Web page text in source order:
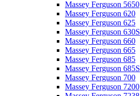
Massey Ferguson 5650
Massey Ferguson 620
Massey Ferguson 625
Massey Ferguson 630S
Massey Ferguson 660
Massey Ferguson 665
Massey Ferguson 685
Massey Ferguson 685S
Massey Ferguson 700
Massey Ferguson 7200